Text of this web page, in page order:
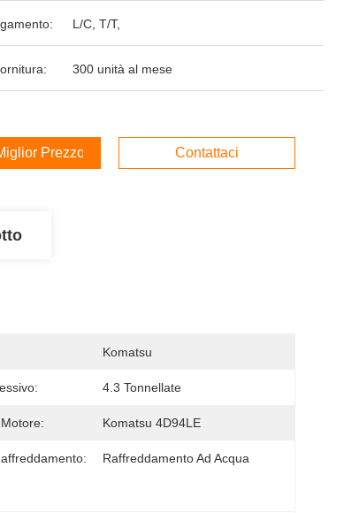
L/C, T/T,
300 unità al mese
Prezzo Contattaci
Komatsu
4.3 Tonnellate
Komatsu 4D94LE
Raffreddamento Ad Acqua